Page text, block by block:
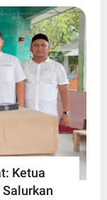
Ketua
Salurkan